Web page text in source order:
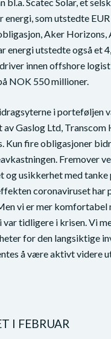
som utstedte
Aker Horizons,
energi utstedte også et
innen offshore
NOK 550 millioner.
i porteføljen
Gaslog Ltd, Transcom
Kun fire obligasjoner
Fremover
usikkerhet med tanke
coronaviruset har
vi er mer komfortabel
tidligere i krisen. Vi
for den langsiktige
å være aktivt videre
I FEBRUAR